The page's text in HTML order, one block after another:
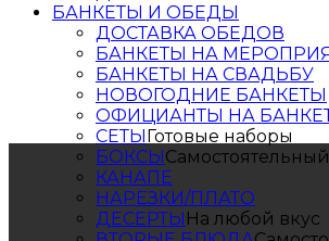
БАНКЕТЫ И ОБЕДЫ
ДОСТАВКА ОБЕДОВ
БАНКЕТЫ НА
БАНКЕТЫ НА СВАДЬБУ
НОВОГОДНИЕ БАНКЕТЫ
ОФИЦИАНТЫ НА
СЕТЫГотовые наборы
БОКСЫ
КАНАПЕ
НАРЕЗКИ/ПЛАТО
ДЕСЕРТЫ На любой вкус